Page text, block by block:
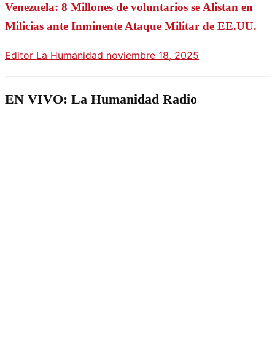
Venezuela: 8 Millones de voluntarios se Alistan en
Milicias ante Inminente Ataque Militar de EE.UU.
Editor La Humanidad noviembre 18, 2025
EN VIVO: La Humanidad Radio